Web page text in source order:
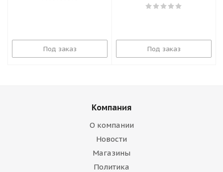
Под заказ Под заказ
Компания
О компании
Новости
Магазины
Политика